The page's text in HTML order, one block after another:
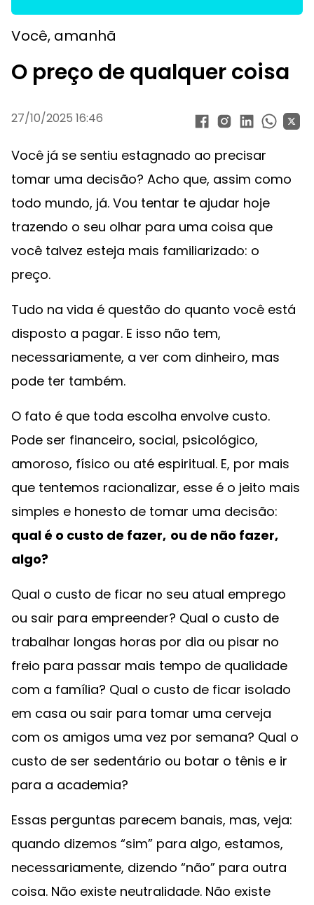
Você, amanhã
O preço de qualquer coisa
27/10/2025 16:46
Você já se sentiu estagnado ao precisar
tomar uma decisão? Acho que, assim como
todo mundo, já. Vou tentar te ajudar hoje
trazendo o seu olhar para uma coisa que
você talvez esteja mais familiarizado: o
preço.
Tudo na vida é questão do quanto você está
disposto a pagar. E isso não tem,
necessariamente, a ver com dinheiro, mas
pode ter também.
O fato é que toda escolha envolve custo.
Pode ser financeiro, social, psicológico,
amoroso, físico ou até espiritual. E, por mais
que tentemos racionalizar, esse é o jeito mais
simples e honesto de tomar uma decisão:
qual é o custo de fazer, ou de não fazer,
algo?
Qual o custo de ficar no seu atual emprego
ou sair para empreender? Qual o custo de
trabalhar longas horas por dia ou pisar no
freio para passar mais tempo de qualidade
com a família? Qual o custo de ficar isolado
em casa ou sair para tomar uma cerveja
com os amigos uma vez por semana? Qual o
custo de ser sedentário ou botar o tênis e ir
para a academia?
Essas perguntas parecem banais, mas, veja:
quando dizemos “sim” para algo, estamos,
necessariamente, dizendo “não” para outra
coisa. Não existe neutralidade. Não existe